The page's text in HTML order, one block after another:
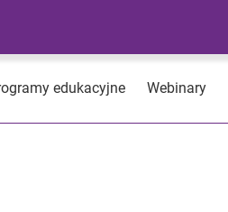
edukacyjne Webinary